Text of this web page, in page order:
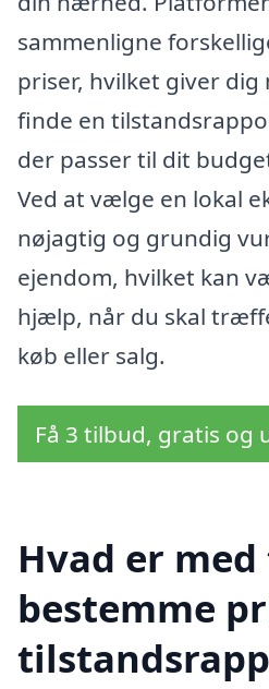
sammenligne
priser, hvilket giver
finde en
der passer til dit
Ved at vælge en lokal
nøjagtig og grundig
ejendom, hvilket kan
hjælp, når du skal
køb eller salg.
Få 3 tilbud, gratis og
Hvad er
bestemme